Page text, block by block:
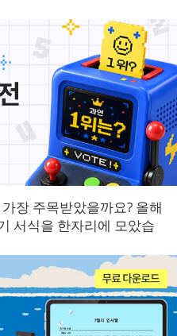
장 주목받았을까요? 올해
서식을 한자리에 모았습